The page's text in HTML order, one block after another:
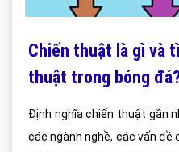
Chiến thuật là gì và
thuật trong bóng đá?
Định nghĩa chiến thuật gần
các ngành nghề, các vấn đề